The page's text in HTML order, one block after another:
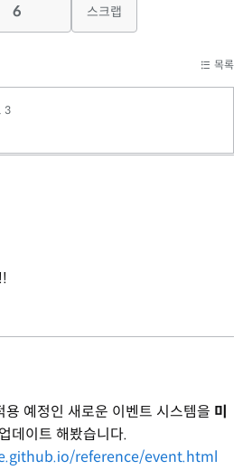
6 스크랩
목록
3
예정인 새로운 이벤트 시스템을 미
데이트 해봤습니다.
reference/event.html